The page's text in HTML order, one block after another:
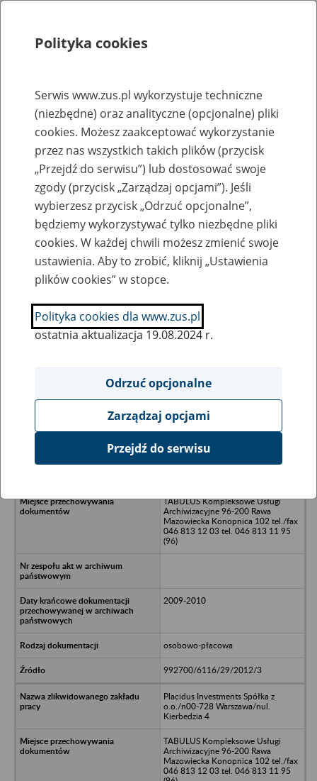
Rejestry, ewidencje i archiwa
Baza zlikwidowanych lub
przekształconych zakładów pracy
Nazwa zakładu pracy:
SZUKAJ
Ukryj wszystkie pozycje bazy
BKM Polska Spółka z o.o./n02-797
TABULUS Kompleksowe Usługi
Archiwizacyjne 96-200 Rawa
Mazowiecka Konopnica 102 tel./fax
046 813 12 03 tel. 046 813 11 95
(96)
2009-2010
osobowo-płacowa
992700/6116/29/2012/3
Placidus Investments Spółka z
o.o./n00-728 Warszawa/nul.
Kierbedzia 4
TABULUS Kompleksowe Usługi
Archiwizacyjne 96-200 Rawa
Mazowiecka Konopnica 102 tel./fax
046 813 12 03 tel. 046 813 11 95
Polityka cookies
Serwis www.zus.pl wykorzystuje techniczne
(niezbędne) oraz analityczne (opcjonalne) pliki
cookies. Możesz zaakceptować wykorzystanie
przez nas wszystkich takich plików (przycisk
„Przejdź do serwisu”) lub dostosować swoje
zgody (przycisk „Zarządzaj opcjami”). Jeśli
wybierzesz przycisk „Odrzuć opcjonalne”,
będziemy wykorzystywać tylko niezbędne pliki
cookies. W każdej chwili możesz zmienić swoje
ustawienia. Aby to zrobić, kliknij „Ustawienia
plików cookies” w stopce.
Polityka cookies dla www.zus.pl
ostatnia aktualizacja 19.08.2024 r.
Odrzuć opcjonalne
Zarządzaj opcjami
Przejdź do serwisu